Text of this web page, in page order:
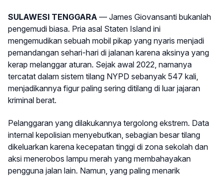
SULAWESI TENGGARA — James Giovansanti bukanlah
pengemudi biasa. Pria asal Staten Island ini
mengemudikan sebuah mobil pikap yang nyaris menjadi
pemandangan sehari-hari di jalanan karena aksinya yang
kerap melanggar aturan. Sejak awal 2022, namanya
tercatat dalam sistem tilang NYPD sebanyak 547 kali,
menjadikannya figur paling sering ditilang di luar jajaran
kriminal berat.
Pelanggaran yang dilakukannya tergolong ekstrem. Data
internal kepolisian menyebutkan, sebagian besar tilang
dikeluarkan karena kecepatan tinggi di zona sekolah dan
aksi menerobos lampu merah yang membahayakan
pengguna jalan lain. Namun, yang paling menarik